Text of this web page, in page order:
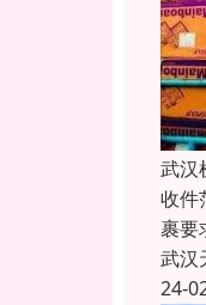
武汉
收件
裹要
武汉
24-